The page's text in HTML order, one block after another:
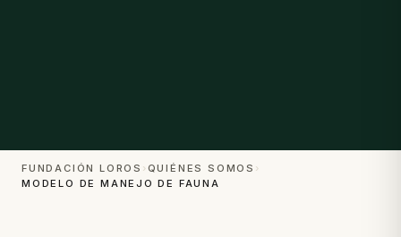
FUNDACIÓN LOROS ›QUIÉNES SOMOS ›
MODELO DE MANEJO DE FAUNA